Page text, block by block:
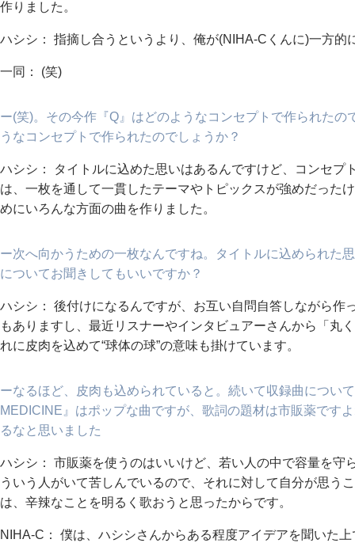
作りました。
ハシシ： 指摘し合うというより、俺が(NIHA-Cくんに)一方的
一同： (笑)
ー(笑)。その今作『Q』はどのようなコンセプトで作られた
うなコンセプトで作られたのでしょうか？
ハシシ： タイトルに込めた思いはあるんですけど、コンセプ
は、一枚を通して一貫したテーマやトピックスが強めだった
めにいろんな方面の曲を作りました。
ー次へ向かうための一枚なんですね。タイトルに込められた
についてお聞きしてもいいですか？
ハシシ： 後付けになるんですが、お互い自問自答しながら作
もありますし、最近リスナーやインタビュアーさんから「丸
れに皮肉を込めて“球体の球”の意味も掛けています。
ーなるほど、皮肉も込められていると。続いて収録曲につい
MEDICINE』はポップな曲ですが、歌詞の題材は市販薬です
るなと思いました
ハシシ： 市販薬を使うのはいいけど、若い人の中で容量を守
ういう人がいて苦しんでいるので、それに対して自分が思う
は、辛辣なことを明るく歌おうと思ったからです。
NIHA-C： 僕は、ハシシさんからある程度アイデアを聞いた